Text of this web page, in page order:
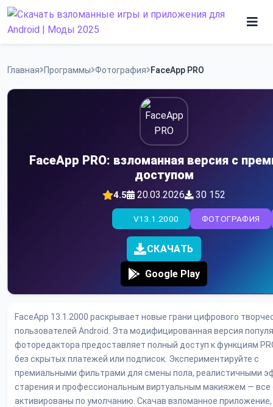
Skip
Программы
Главная Программы Фотография FaceApp PRO
FaceApp PRO: взломанная версия с
доступом
4.5 20.03.2026 30 152
ФОТОГРАФИЯ
V13.1.2000
СКАЧАТЬ
Google Play
FaceApp 13.1.2000 раскрывает новые грани цифрового
пользователей Android. Эта модифицированная версия
фоторедактора предоставляет полный доступ к функциям
без скрытых платежей или подписок. Экспериментируйте с
премиальными фильтрами для смены пола, реалистичными
старения и профессиональным виртуальным макияжем — все
активированы по умолчанию. Скачав взломанное